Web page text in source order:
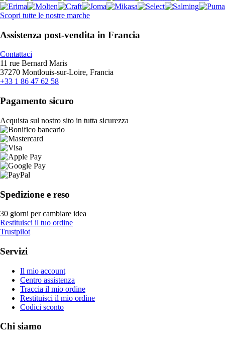
Scopri tutte le nostre marche
Assistenza post-vendita in Francia
Contattaci
11 rue Bernard Maris
37270 Montlouis-sur-Loire, Francia
+33 1 86 47 62 58
Pagamento sicuro
Acquista sul nostro sito in tutta sicurezza
Spedizione e reso
30 giorni per cambiare idea
Restituisci il tuo ordine
Trustpilot
Servizi
Il mio account
Centro assistenza
Traccia il mio ordine
Restituisci il mio ordine
Codici sconto
Chi siamo